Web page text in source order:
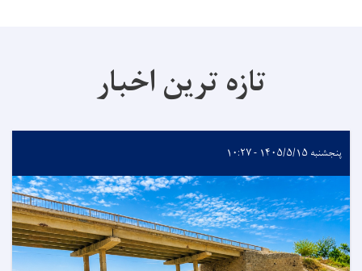
تازه ترین اخبار
پنجشنبه ۱۴۰۵/۵/۱۵ - ۱۰:۲۷